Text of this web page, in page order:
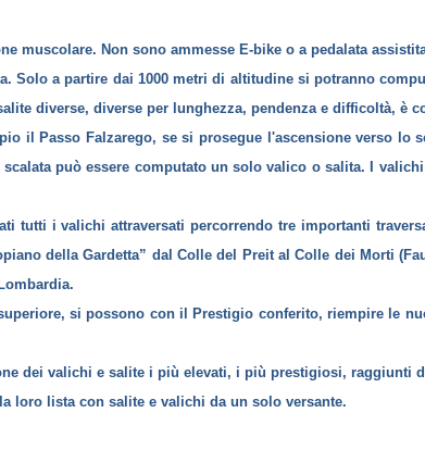
muscolare. Non sono ammesse E-bike o a pedalata
Solo a partire dai 1000 metri di altitudine si potranno
diverse, diverse per lunghezza, pendenza e difficoltà, è
il Passo Falzarego, se si prosegue l'ascensione verso lo
può essere computato un solo valico o salita. I
tutti i valichi attraversati percorrendo tre importanti
della Gardetta” dal Colle del Preit al Colle dei Morti
si possono con il Prestigio conferito, riempire le
dei valichi e salite i più elevati, i più prestigiosi, raggiunti
loro lista con salite e valichi da un solo versante.